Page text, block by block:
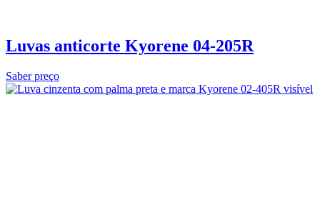
Luvas anticorte Kyorene 04‑205R
Saber preço